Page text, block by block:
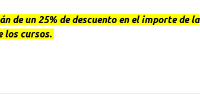
de un 25% de descuento en el importe de la
los cursos.